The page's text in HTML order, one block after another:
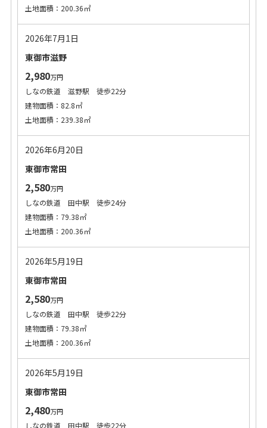
土地面積：200.36㎡
2026年7月1日
東御市滋野
2,980万円
しなの鉄道 滋野駅 徒歩22分
建物面積：82.8㎡
土地面積：239.38㎡
2026年6月20日
東御市常田
2,580万円
しなの鉄道 田中駅 徒歩24分
建物面積：79.38㎡
土地面積：200.36㎡
2026年5月19日
東御市常田
2,580万円
しなの鉄道 田中駅 徒歩22分
建物面積：79.38㎡
土地面積：200.36㎡
2026年5月19日
東御市常田
2,480万円
しなの鉄道 田中駅 徒歩22分